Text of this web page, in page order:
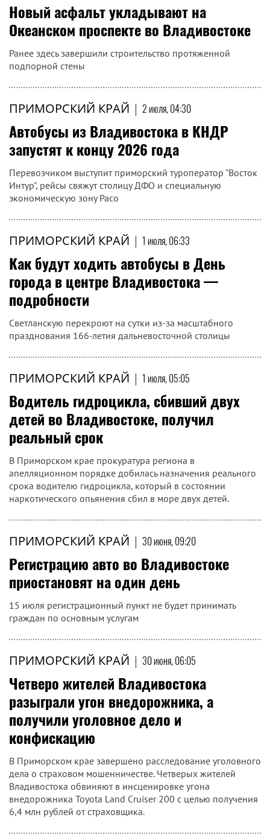
Новый асфальт укладывают на
Океанском проспекте во Владивостоке
Ранее здесь завершили строительство протяженной
подпорной стены
ПРИМОРСКИЙ КРАЙ | 2 июля, 04:30
Автобусы из Владивостока в КНДР
запустят к концу 2026 года
Перевозчиком выступит приморский туроператор "Восток
Интур", рейсы свяжут столицу ДФО и специальную
экономическую зону Расо
ПРИМОРСКИЙ КРАЙ | 1 июля, 06:33
Как будут ходить автобусы в День
города в центре Владивостока —
подробности
Светланскую перекроют на сутки из-за масштабного
празднования 166-летия дальневосточной столицы
ПРИМОРСКИЙ КРАЙ | 1 июля, 05:05
Водитель гидроцикла, сбивший двух
детей во Владивостоке, получил
реальный срок
В Приморском крае прокуратура региона в
апелляционном порядке добилась назначения реального
срока водителю гидроцикла, который в состоянии
наркотического опьянения сбил в море двух детей.
ПРИМОРСКИЙ КРАЙ | 30 июня, 09:20
Регистрацию авто во Владивостоке
приостановят на один день
15 июля регистрационный пункт не будет принимать
граждан по основным услугам
ПРИМОРСКИЙ КРАЙ | 30 июня, 06:05
Четверо жителей Владивостока
разыграли угон внедорожника, а
получили уголовное дело и
конфискацию
В Приморском крае завершено расследование уголовного
дела о страховом мошенничестве. Четверых жителей
Владивостока обвиняют в инсценировке угона
внедорожника Toyota Land Cruiser 200 с целью получения
6,4 млн рублей от страховщика.